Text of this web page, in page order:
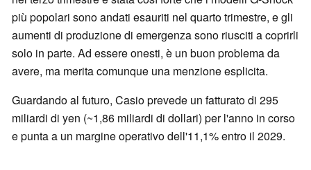
più popolari sono andati esauriti nel quarto trimestre, e gli
aumenti di produzione di emergenza sono riusciti a coprirli
solo in parte. Ad essere onesti, è un buon problema da
avere, ma merita comunque una menzione esplicita.
Guardando al futuro, Casio prevede un fatturato di 295
miliardi di yen (~1,86 miliardi di dollari) per l'anno in corso
e punta a un margine operativo dell'11,1% entro il 2029.